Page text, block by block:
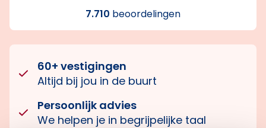
7.710 beoordelingen
60+ vestigingen
Altijd bij jou in de buurt
Persoonlijk advies
We helpen je in begrijpelijke taal